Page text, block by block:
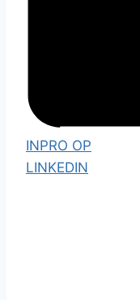
INPRO OP
LINKEDIN